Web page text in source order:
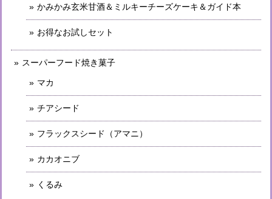
かみかみ玄米甘酒＆ミルキーチーズケーキ＆ガイド本
お得なお試しセット
スーパーフード焼き菓子
マカ
チアシード
フラックスシード（アマニ）
カカオニブ
くるみ